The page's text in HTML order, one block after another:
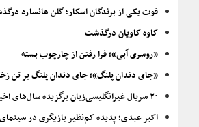
فوت یکی از برندگان اسکار؛ گلن هانسارد
کاوه کاویان درگذشت
«روسری آبی»؛ فرا رفتن از چارچوب بسته
«جای دندان پلنگ»؛ جای دندان پلنگ بر تن
۲۰ سریال غیرانگلیسی‌زبان برگزیده سال‌های اخیر
اکبر عبدی؛ پدیده کم‌نظیر بازیگری در سینمای